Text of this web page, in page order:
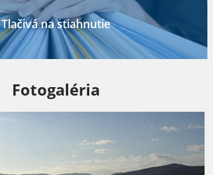
Tlačivá na stiahnutie
Fotogaléria